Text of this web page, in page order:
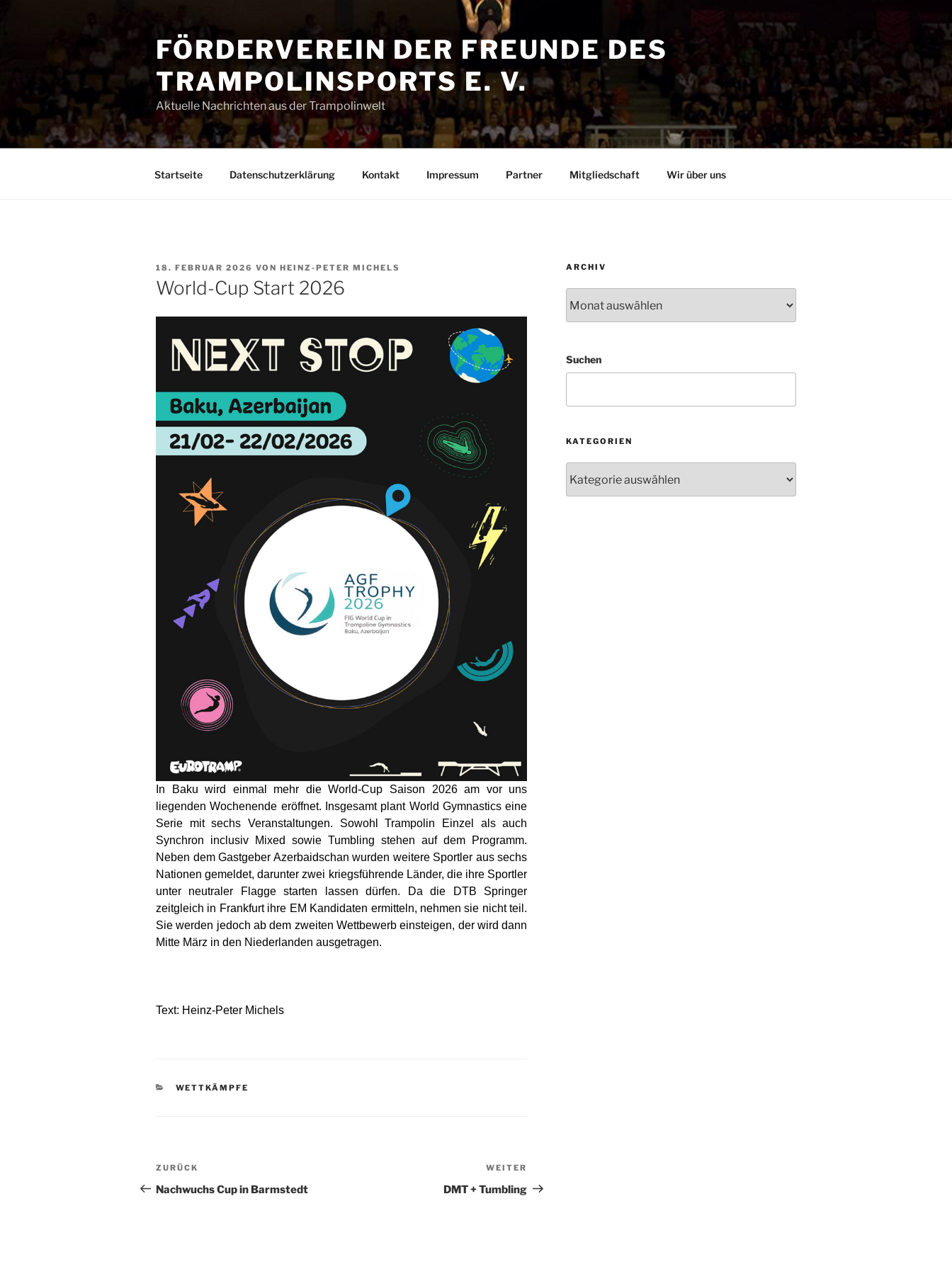
FÖRDERVEREIN DER FREUNDE DES
TRAMPOLINSPORTS E. V.
Aktuelle Nachrichten aus der Trampolinwelt
Startseite Datenschutzerklärung Kontakt Impressum Partner Mitgliedschaft Wir über uns
VERÖFFENTLICHT
AM
18. FEBRUAR 2026 VON HEINZ-PETER MICHELS
World-Cup Start 2026
In Baku wird einmal mehr die World-Cup Saison 2026 am vor uns
liegenden Wochenende eröffnet. Insgesamt plant World Gymnastics eine
Serie mit sechs Veranstaltungen. Sowohl Trampolin Einzel als auch
Synchron inclusiv Mixed sowie Tumbling stehen auf dem Programm.
Neben dem Gastgeber Azerbaidschan wurden weitere Sportler aus sechs
Nationen gemeldet, darunter zwei kriegsführende Länder, die ihre Sportler
unter neutraler Flagge starten lassen dürfen. Da die DTB Springer
zeitgleich in Frankfurt ihre EM Kandidaten ermitteln, nehmen sie nicht teil.
Sie werden jedoch ab dem zweiten Wettbewerb einsteigen, der wird dann
Mitte März in den Niederlanden ausgetragen.
Text: Heinz-Peter Michels
KATEGORIEN
WETTKÄMPFE
Beitragsnavigation
Vorheriger
Beitrag
ZURÜCK
Nachwuchs Cup in Barmstedt
Beitrag
WEITER
DMT + Tumbling
ARCHIV
Suchen
KATEGORIEN